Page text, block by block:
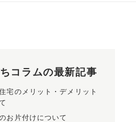
コラムの最新記事
宅のメリット・デメリット
お片付けについて